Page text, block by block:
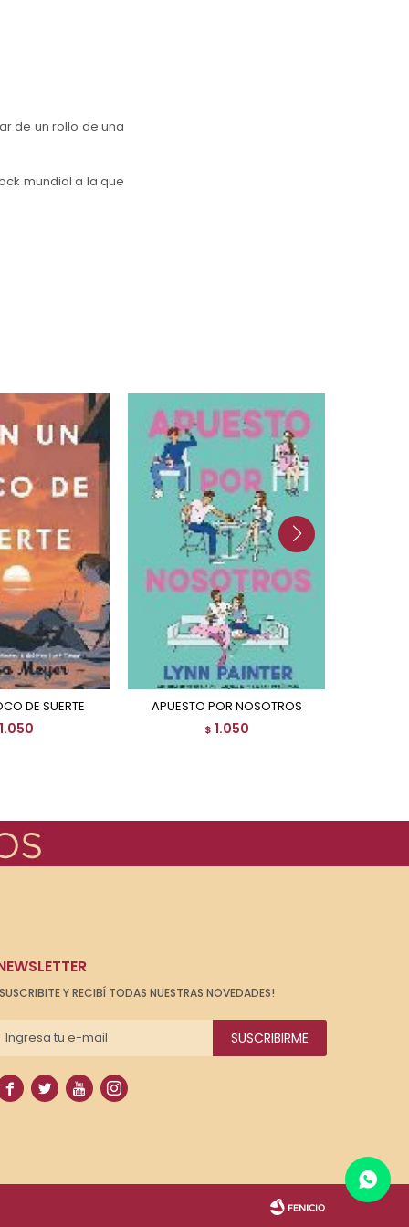
de un rollo de una
mundial a la que
DE SUERTE APUESTO POR NOSOTROS
$ 1.050
Y RECIBÍ TODAS NUESTRAS NOVEDADES!
SUSCRIBIRME
   